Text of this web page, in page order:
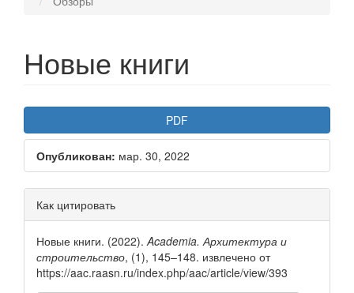
Новые книги
Боковая
панель
статьи
PDF
Опубликован: мар. 30, 2022
Основное
содержимое
статьи
Информация
о статье
Как цитировать
Новые книги. (2022).Academia. Архитектура и
строительство, (1), 145–148. извлечено от
https://aac.raasn.ru/index.php/aac/article/view/393